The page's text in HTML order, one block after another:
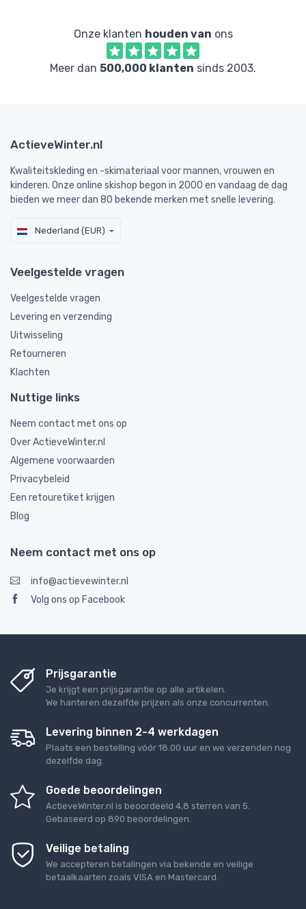
Onze klanten houden van ons
Meer dan 500,000 klanten sinds 2003.
ActieveWinter.nl
Kwaliteitskleding en -skimateriaal voor mannen, vrouwen en
kinderen. Onze online skishop begon in 2000 en vandaag de dag
bieden we meer dan 80 bekende merken met snelle levering.
Nederland (EUR)
Veelgestelde vragen
Veelgestelde vragen
Levering en verzending
Uitwisseling
Retourneren
Klachten
Nuttige links
Neem contact met ons op
Over ActieveWinter.nl
Algemene voorwaarden
Privacybeleid
Een retouretiket krijgen
Blog
Neem contact met ons op
info@actievewinter.nl
Volg ons op Facebook
Prijsgarantie
Je krijgt een prijsgarantie op alle artikelen.
We hanteren dezelfde prijzen als onze concurrenten.
Levering binnen 2-4 werkdagen
Plaats een bestelling vóór 18.00 uur en we verzenden nog
dezelfde dag.
Goede beoordelingen
ActieveWinter.nl is beoordeeld 4,8 sterren van 5
Gebaseerd op 890 beoordelingen.
Veilige betaling
We accepteren betalingen via bekende en veilige
betaalkaarten zoals VISA en Mastercard.